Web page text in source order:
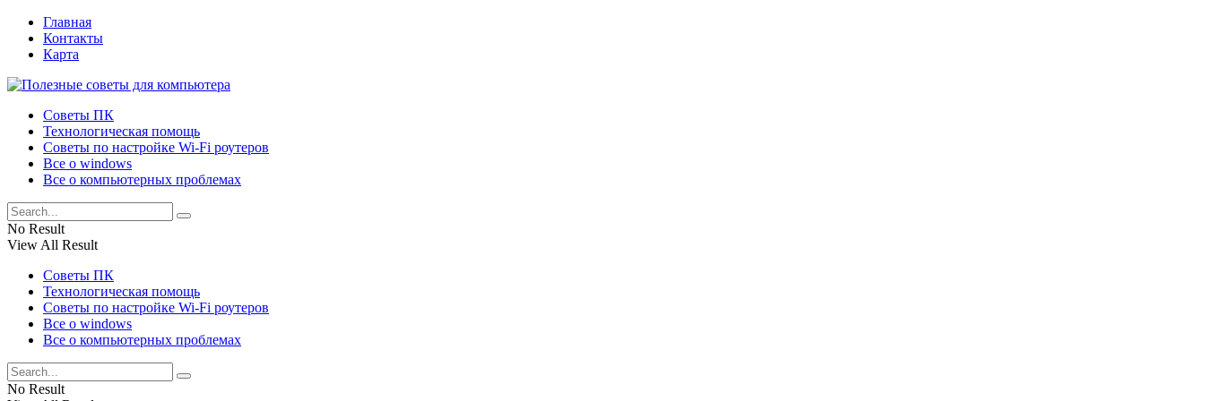
Главная
Контакты
Карта
Советы ПК
Технологическая помощь
Советы по настройке Wi-Fi роутеров
Все о windows
Все о компьютерных проблемах
No Result
View All Result
Советы ПК
Технологическая помощь
Советы по настройке Wi-Fi роутеров
Все о windows
Все о компьютерных проблемах
No Result